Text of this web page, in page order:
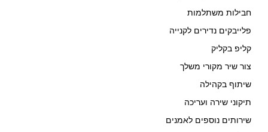
חבילות משתלמות
פלייבקים נדירים לקנייה
קליפ בקליק
צור שיר מקורי משלך
שיתוף בקהילה
תיקוני שירה ועריכה
שירותים נוספים לאמנים